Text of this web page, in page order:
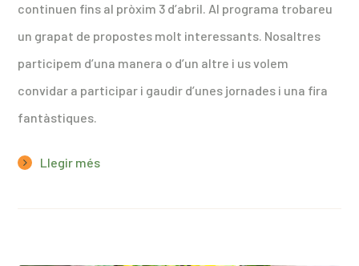
continuen fins al pròxim 3 d’abril. Al programa trobareu
un grapat de propostes molt interessants. Nosaltres
participem d’una manera o d’un altre i us volem
convidar a participar i gaudir d’unes jornades i una fira
fantàstiques.
Llegir més